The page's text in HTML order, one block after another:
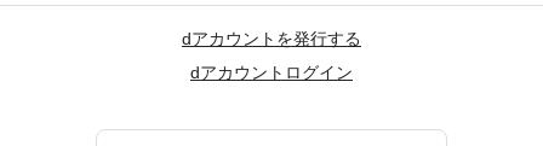
dアカウントを発行する
dアカウントログイン